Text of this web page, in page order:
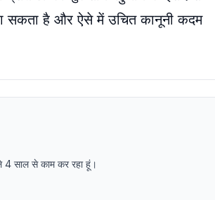
सकता है और ऐसे में उचित कानूनी कदम
साल से काम कर रहा हूं।